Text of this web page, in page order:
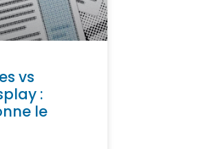
vs
:
le